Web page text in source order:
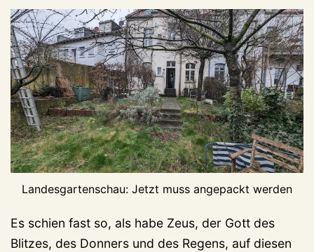
Landesgartenschau: Jetzt muss angepackt werden
Es schien fast so, als habe Zeus, der Gott des
Blitzes, des Donners und des Regens, auf diesen